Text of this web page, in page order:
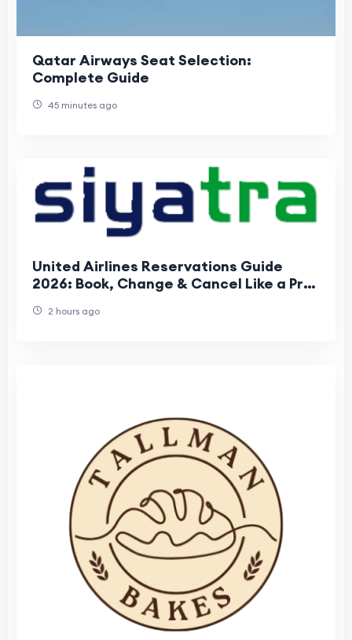
Qatar Airways Seat Selection:
Complete Guide
45 minutes ago
United Airlines Reservations Guide
2026: Book, Change & Cancel Like a Pro |
2 hours ago